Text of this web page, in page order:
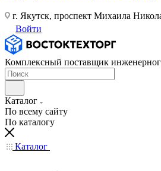
г. Якутск, проспект Михаила
Войти
Комплексный поставщик
Каталог
По всему сайту
По каталогу
Каталог